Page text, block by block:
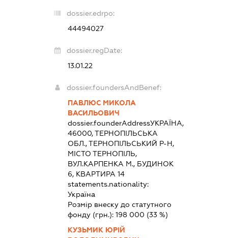
dossier.edrpo:
44494027
dossier.regDate:
13.01.22
dossier.foundersAndBenef:
ПАВЛЮС МИКОЛА
ВАСИЛЬОВИЧ
dossier.founderAddressУКРАЇНА,
46000, ТЕРНОПІЛЬСЬКА
ОБЛ., ТЕРНОПІЛЬСЬКИЙ Р-Н,
МІСТО ТЕРНОПІЛЬ,
ВУЛ.КАРПЕНКА М., БУДИНОК
6, КВАРТИРА 14
statements.nationality:
Україна
Розмір внеску до статутного
фонду (грн.):198 000 (33 %)
КУЗЬМИК ЮРІЙ